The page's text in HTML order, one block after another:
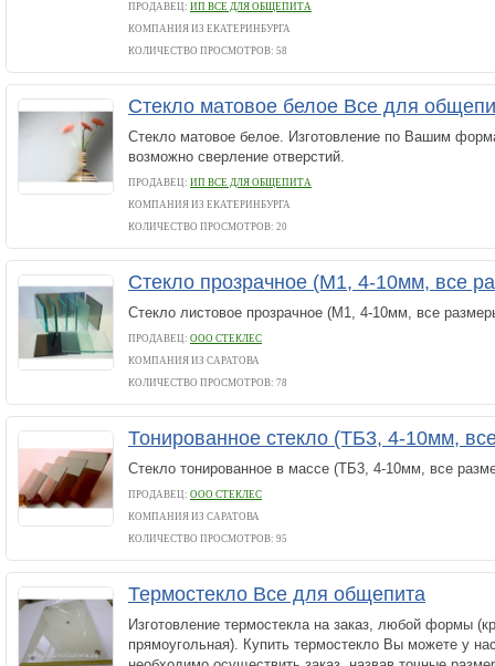
ПРОДАВЕЦ: ИП ВСЕ ДЛЯ ОБЩЕПИТА
КОМПАНИЯ ИЗ ЕКАТЕРИНБУРГА
КОЛИЧЕСТВО ПРОСМОТРОВ: 58
Стекло матовое белое Все для
Стекло матовое белое. Изготовление по Вашим
возможно сверление отверстий.
ПРОДАВЕЦ: ИП ВСЕ ДЛЯ ОБЩЕПИТА
КОМПАНИЯ ИЗ ЕКАТЕРИНБУРГА
КОЛИЧЕСТВО ПРОСМОТРОВ: 20
Стекло прозрачное (М1, 4-10мм, все
Стекло листовое прозрачное (М1, 4-10мм, все
ПРОДАВЕЦ: ООО СТЕКЛЕС
КОМПАНИЯ ИЗ САРАТОВА
КОЛИЧЕСТВО ПРОСМОТРОВ: 78
Тонированное стекло (ТБ3, 4-10мм,
Стекло тонированное в массе (ТБ3, 4-10мм, все
ПРОДАВЕЦ: ООО СТЕКЛЕС
КОМПАНИЯ ИЗ САРАТОВА
КОЛИЧЕСТВО ПРОСМОТРОВ: 95
Термостекло Все для общепита
Изготовление термостекла на заказ, любой формы
прямоугольная). Купить термостекло Вы можете у